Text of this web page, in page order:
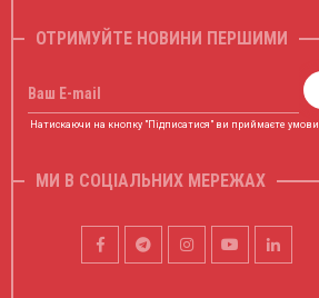
ОТРИМУЙТЕ НОВИНИ ПЕРШИМИ
Ваш E-mail
Натискаючи на кнопку "Підписатися" ви приймаєте умови
МИ В СОЦІАЛЬНИХ МЕРЕЖАХ